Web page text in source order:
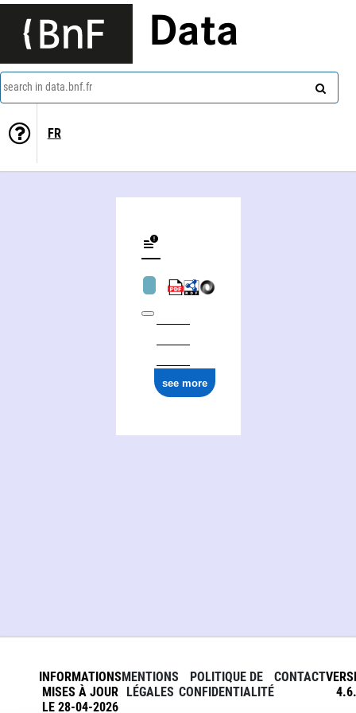
Data
search in data.bnf.fr
FR
see more
INFORMATIONS
MISES À JOUR
LE 28-04-2026
MENTIONS
LÉGALES
POLITIQUE DE
CONFIDENTIALITÉ
CONTACT